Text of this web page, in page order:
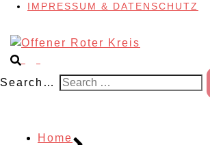
IMPRESSUM & DATENSCHUTZ
Search…
Home